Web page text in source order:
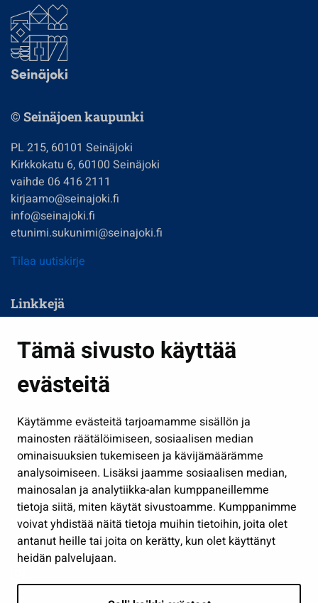
Tämä sivusto käyttää
evästeitä
Käytämme evästeitä tarjoamamme sisällön ja
mainosten räätälöimiseen, sosiaalisen median
ominaisuuksien tukemiseen ja kävijämäärämme
analysoimiseen. Lisäksi jaamme sosiaalisen median,
mainosalan ja analytiikka-alan kumppaneillemme
tietoja siitä, miten käytät sivustoamme. Kumppanimme
voivat yhdistää näitä tietoja muihin tietoihin, joita olet
antanut heille tai joita on kerätty, kun olet käyttänyt
heidän palvelujaan.
© Seinäjoen kaupunki
PL 215, 60101 Seinäjoki
Kirkkokatu 6, 60100 Seinäjoki
vaihde 06 416 2111
kirjaamo@seinajoki.fi
info@seinajoki.fi
etunimi.sukunimi@seinajoki.fi
Tilaa uutiskirje
Linkkejä
Kasvatus ja opetus
Kulttuuri ja liikunta
Työ ja yrittäminen
Osallistu ja asioi
Näytä omat evästeasetukseni
Seuraa meitä